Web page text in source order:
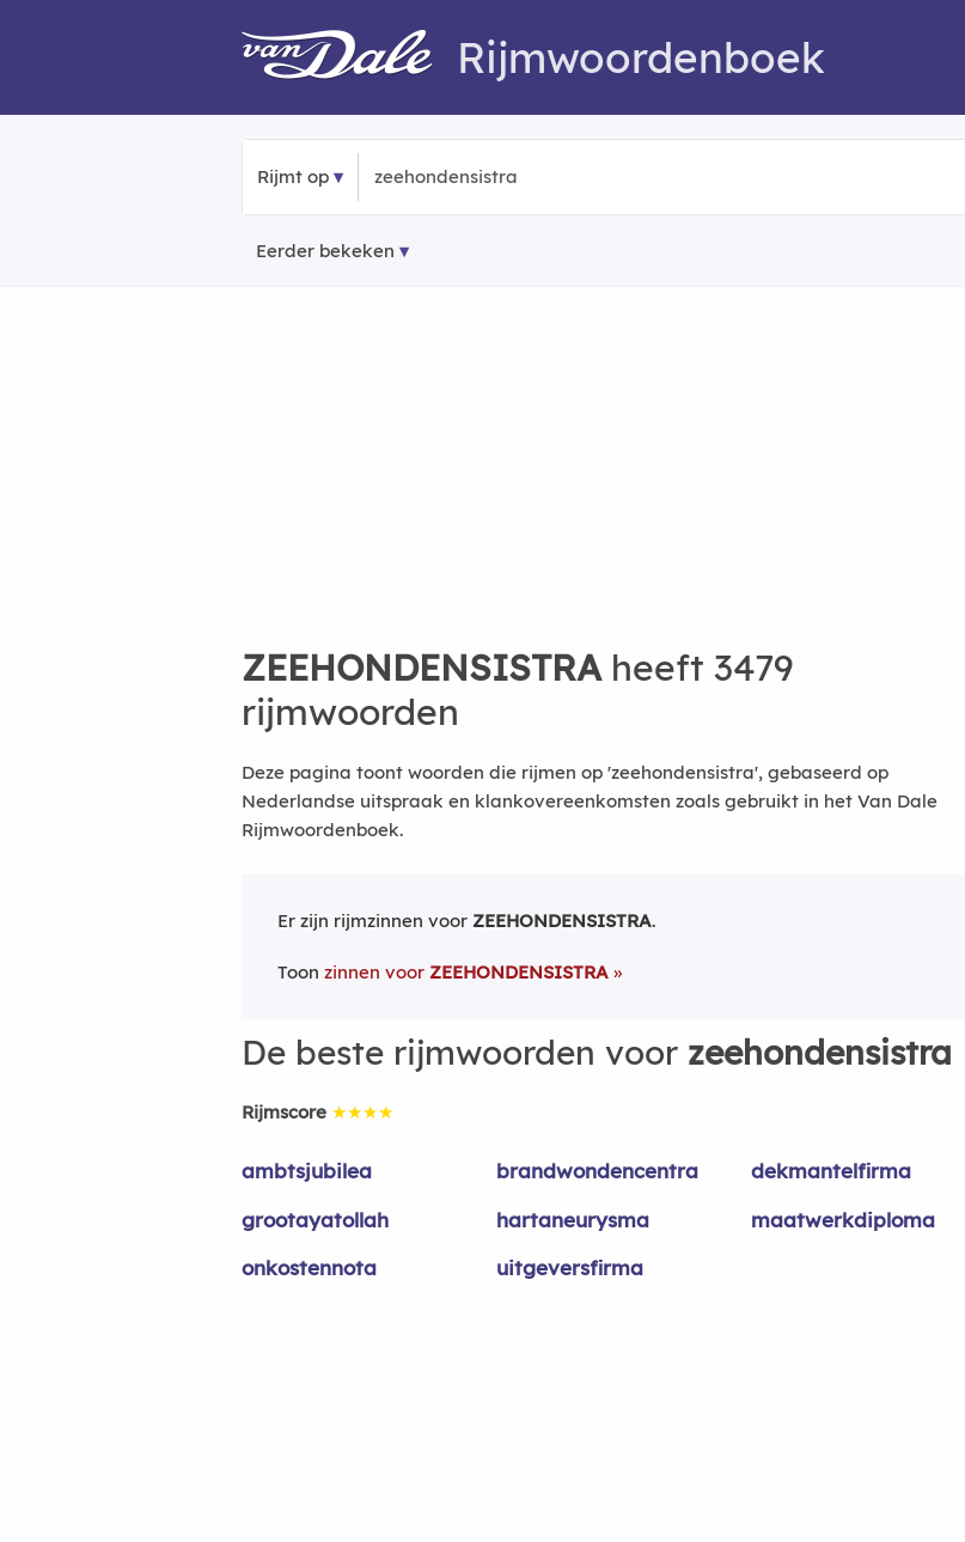
Rijmwoordenboek
Rijmt op
Eerder bekeken
ZEEHONDENSISTRAheeft 3479
rijmwoorden
Deze pagina toont woorden die rijmen op 'zeehondensistra', gebaseerd op
Nederlandse uitspraak en klankovereenkomsten zoals gebruikt in het Van Dale
Rijmwoordenboek.
Er zijn rijmzinnen voor ZEEHONDENSISTRA.
Toon zinnen voor ZEEHONDENSISTRA
De beste rijmwoorden voor zeehondensistra
Rijmscore ★★★★
ambtsjubilea brandwondencentra
dekmantelfirma
grootayatollah
hartaneurysma
maatwerkdiploma
onkostennota
uitgeversfirma